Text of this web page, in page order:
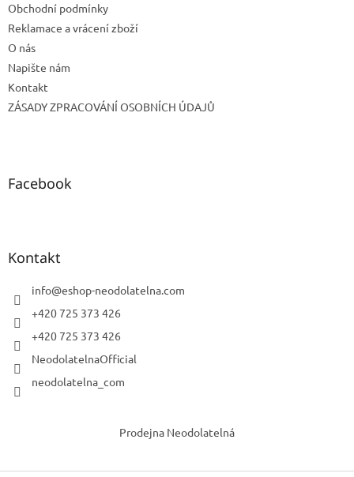
Obchodní podmínky
Reklamace a vrácení zboží
O nás
Napište nám
Kontakt
ZÁSADY ZPRACOVÁNÍ OSOBNÍCH ÚDAJŮ
Facebook
Kontakt
info@eshop-neodolatelna.com
+420 725 373 426
+420 725 373 426
NeodolatelnaOfficial
neodolatelna_com
Prodejna Neodolatelná